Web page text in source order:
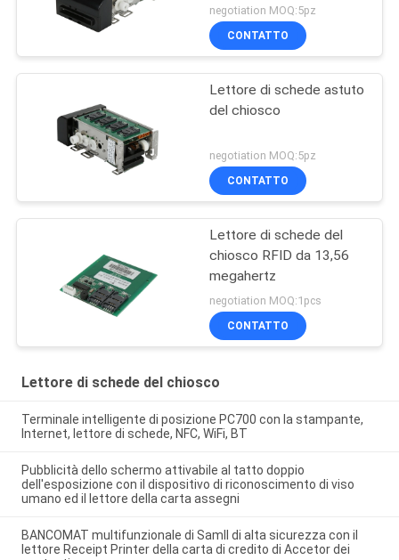
negotiation MOQ:5pz
CONTATTO
Lettore di schede astuto
del chiosco
negotiation MOQ:5pz
CONTATTO
Lettore di schede del
chiosco RFID da 13,56
megahertz
negotiation MOQ:1pcs
CONTATTO
Lettore di schede del chiosco
Terminale intelligente di posizione PC700 con la stampante,
Internet, lettore di schede, NFC, WiFi, BT
Pubblicità dello schermo attivabile al tatto doppio
dell'esposizione con il dispositivo di riconoscimento di viso
umano ed il lettore della carta assegni
BANCOMAT multifunzionale di Samll di alta sicurezza con il
lettore Receipt Printer della carta di credito di Accetor dei